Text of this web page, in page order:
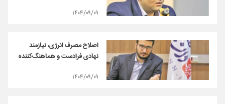
۱۴۰۴/۰۹/۰۹
اصلاح مصرف انرژی، نیازمند
نهادی فرادست و هماهنگ‌کننده
۱۴۰۴/۰۹/۰۹